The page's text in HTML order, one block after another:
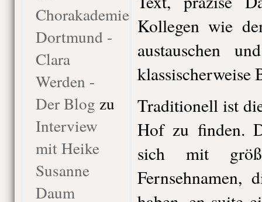
Chorakademie
Dortmund -
Clara
Werden -
Der Blog zu
Interview
mit Heike
Susanne
Daum
Kollegen wie
austauschen
klassischerweise
Traditionell ist
Hof zu finden.
sich mit